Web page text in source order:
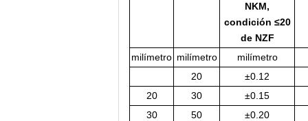
NKM,
condición ≤20
de NZF
milímetro milímetro
milímetro
20
±0.12
20
30
±0.15
30
50
±0.20